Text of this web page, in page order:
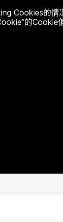
Cookies的情
的Cookie偏